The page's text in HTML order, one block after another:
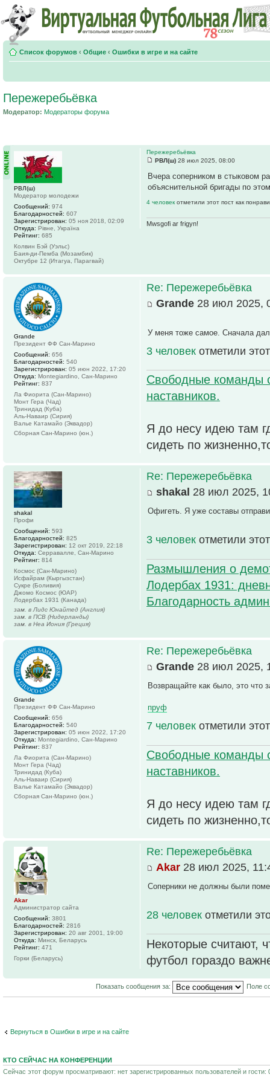
Список форумов ‹ Общие ‹ Ошибки в игре и на сайте
Пережеребьёвка
Модератор: Модераторы форума
Пережеребьёвка
РВЛ(ш) 28 июл 2025, 08:00
Вчера соперником в стыковом
объяснительной бригады по
4 человек отметили этот пост как
Mwsgofi ar frigyn!
РВЛ(ш)
Модератор молодежи
Сообщений: 974
Благодарностей: 607
Зарегистрирован: 05 ноя 2018, 02:09
Откуда: Рiвне, Україна
Рейтинг: 685
Колвин Бэй (Уэльс)
Баия-ди-Пемба (Мозамбик)
Октубре 12 (Итагуа, Парагвай)
Re: Пережеребьёвка
Grande 28 июл 2025,
У меня тоже самое. Сначала
3 человек отметили
Свободные команды
наставников.
Я до несу идею там
сидеть по
Grande
Президент ФФ Сан-Марино
Сообщений: 656
Благодарностей: 540
Зарегистрирован: 05 июн 2022, 17:20
Откуда: Montegiardino, Сан-Марино
Рейтинг: 837
Ла Фиорита (Сан-Марино)
Монт Гера (Чад)
Тринидад (Куба)
Аль-Наваир (Сирия)
Валье Катамайо (Эквадор)
Сборная Сан-Марино (юн.)
Re: Пережеребьёвка
shakal 28 июл 2025,
Офигеть. Я уже составы
3 человек отметили
Размышления о
Лодербах 1931:
Благодарность
shakal
Профи
Сообщений: 593
Благодарностей: 825
Зарегистрирован: 12 окт 2019, 22:18
Откуда: Серравалле, Сан-Марино
Рейтинг: 814
Космос (Сан-Марино)
Исфайрам (Кыргызстан)
Сукре (Боливия)
Джомо Космос (ЮАР)
Лодербах 1931 (Канада)
зам. в Лидс Юнайтед (Англия)
зам. в ПСВ (Нидерланды)
зам. в Неа Иония (Греция)
Re: Пережеребьёвка
Grande 28 июл 2025,
Возвращайте как было, это что
пруф
7 человек отметили
Свободные команды
наставников.
Я до несу идею там
сидеть по
Grande
Президент ФФ Сан-Марино
Сообщений: 656
Благодарностей: 540
Зарегистрирован: 05 июн 2022, 17:20
Откуда: Montegiardino, Сан-Марино
Рейтинг: 837
Ла Фиорита (Сан-Марино)
Монт Гера (Чад)
Тринидад (Куба)
Аль-Наваир (Сирия)
Валье Катамайо (Эквадор)
Сборная Сан-Марино (юн.)
Re: Пережеребьёвка
Akar 28 июл 2025,
Соперники не должны были
28 человек отметили
Некоторые считают,
футбол гораздо
Akar
Администратор сайта
Сообщений: 3801
Благодарностей: 2816
Зарегистрирован: 20 авг 2001, 19:00
Откуда: Минск, Беларусь
Рейтинг: 471
Горки (Беларусь)
Показать сообщения за: Поле
Вернуться в Ошибки в игре и на сайте
КТО СЕЙЧАС НА КОНФЕРЕНЦИИ
Сейчас этот форум просматривают: нет зарегистрированных пользователей и гости: